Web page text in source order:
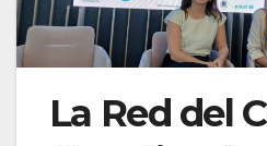
La Red del